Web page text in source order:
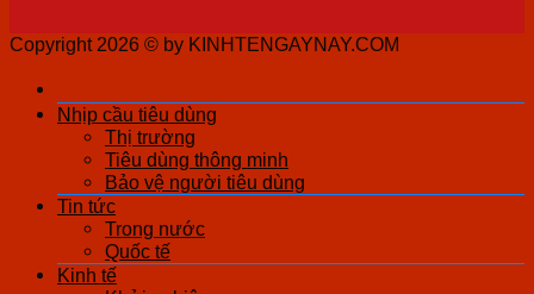
Copyright 2026 © by KINHTENGAYNAY.COM
Nhịp cầu tiêu dùng
Thị trường
Tiêu dùng thông minh
Bảo vệ người tiêu dùng
Tin tức
Trong nước
Quốc tế
Kinh tế